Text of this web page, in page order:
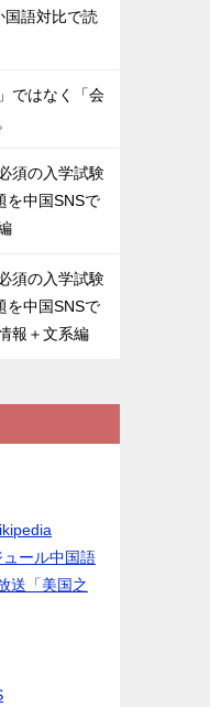
国語対比で読
ではなく「会
須の入学試験
を中国SNSで
須の入学試験
を中国SNSで
報＋文系編
ール中国語
送「美国之